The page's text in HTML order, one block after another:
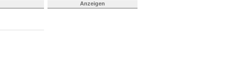
Anzeigen